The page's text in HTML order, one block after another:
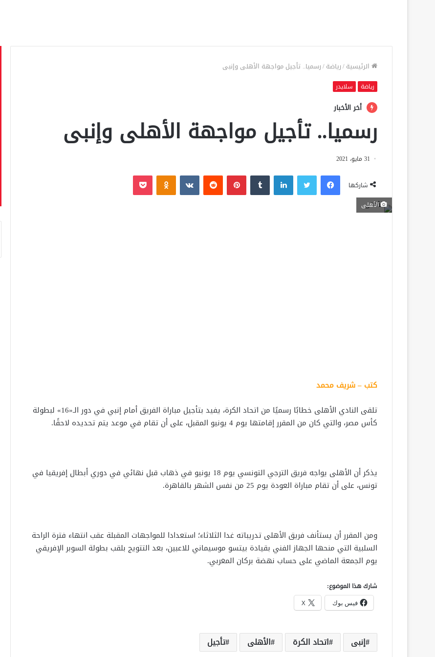
الرئيسية/رياضة/رسميا.. تأجيل مواجهة الأهلى وإنبى
رياضة سلايدر
أخر الأخبار
رسميا.. تأجيل مواجهة الأهلى وإنبى
31 مايو، 2021
شاركها
فيسبوك لينكدإن بينتيريست
الأهلى
كتب – شريف محمد
تلقى النادي الأهلى خطابًا رسميًا من اتحاد الكرة، يفيد بتأجيل مباراة الفريق أمام إنبي في دور الـ«16» لبطولة
كأس مصر، والتي كان من المقرر إقامتها يوم 4 يونيو المقبل، على أن تقام في موعد يتم تحديده لاحقًا.
يذكر أن الأهلى يواجه فريق الترجي التونسي يوم 18 يونيو في ذهاب قبل نهائي في دوري أبطال إفريقيا في
تونس، على أن تقام مباراة العودة يوم 25 من نفس الشهر بالقاهرة.
ومن المقرر أن يستأنف فريق الأهلى تدريباته غدا الثلاثاء؛ استعدادا للمواجهات المقبلة عقب انتهاء فترة الراحة
السلبية التي منحها الجهاز الفني بقيادة بيتسو موسيماني للاعبين، بعد التتويج بلقب بطولة السوبر الإفريقي
يوم الجمعة الماضي على حساب نهضة بركان المغربي.
شارك هذا الموضوع:
فيس بوك X
إنبى اتحاد الكرة الأهلى تأجيل